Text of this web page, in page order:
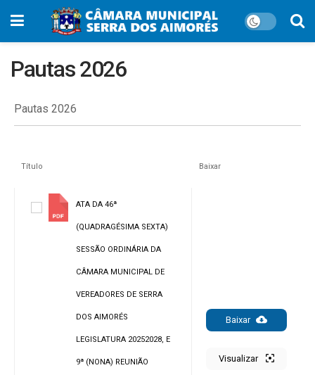
Pautas 2026
Pautas 2026
Título Baixar
ATA DA 46ª
(QUADRAGÉSIMA SEXTA)
SESSÃO ORDINÁRIA DA
CÂMARA MUNICIPAL DE
VEREADORES DE SERRA
DOS AIMORÉS
LEGISLATURA 20252028, E
9ª (NONA) REUNIÃO
Baixar
Visualizar